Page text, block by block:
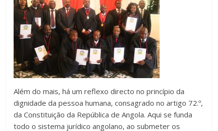
Além do mais, há um reflexo directo no princípio da
dignidade da pessoa humana, consagrado no artigo 72.º,
da Constituição da República de Angola. Aqui se funda
todo o sistema jurídico angolano, ao submeter os